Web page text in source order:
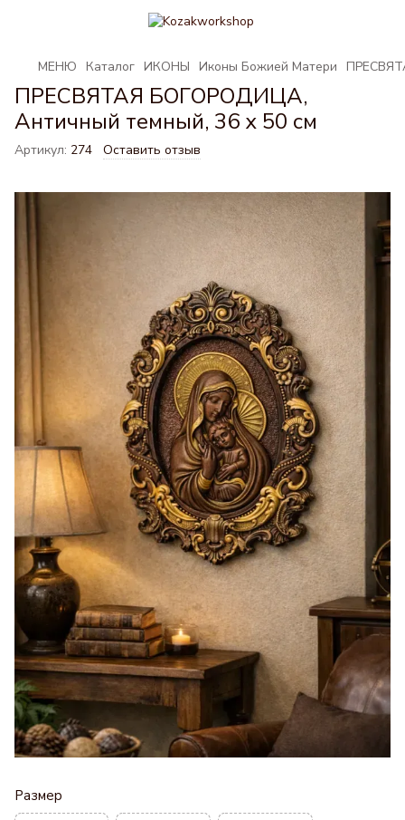
МЕНЮ Каталог ИКОНЫ Иконы Божией Матери
ПРЕСВЯТАЯ БОГОРОДИЦА,
Античный темный, 36 x 50 см
Артикул: 274 Оставить отзыв
Размер